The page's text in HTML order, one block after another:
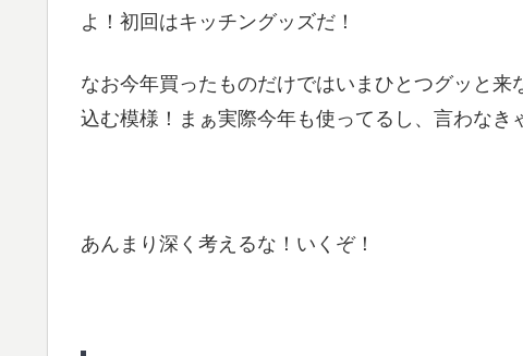
よ！初回はキッチングッズだ！
なお今年買ったものだけではいまひとつグッと
込む模様！まぁ実際今年も使ってるし、言わなき
あんまり深く考えるな！いくぞ！